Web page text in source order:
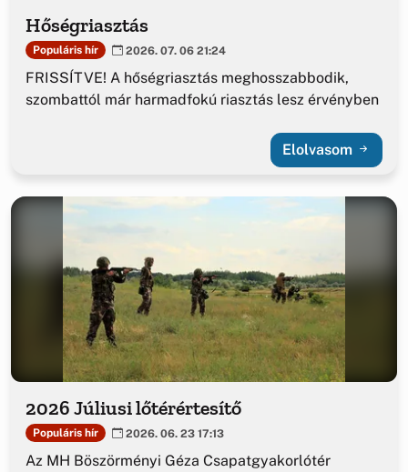
Hőségriasztás
Populáris hír 2026. 07. 06 21:24
FRISSÍTVE! A hőségriasztás meghosszabbodik,
szombattól már harmadfokú riasztás lesz érvényben
Elolvasom
2026 Júliusi lőtérértesítő
Populáris hír 2026. 06. 23 17:13
Az MH Böszörményi Géza Csapatgyakorlótér